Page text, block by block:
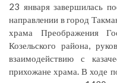
23 января завершилась
направлении в город
храма Преображения
Козельского района,
взаимодействию с
прихожане храма. В ходе